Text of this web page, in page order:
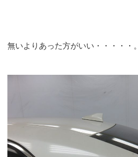
無いよりあった方がいい・・・・・。